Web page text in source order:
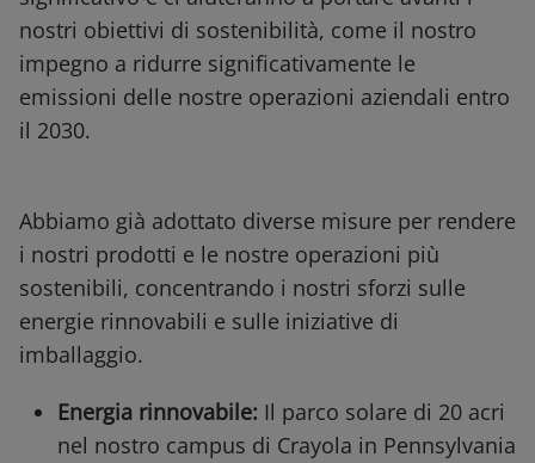
nostri obiettivi di sostenibilità, come il nostro
impegno a ridurre significativamente le
emissioni delle nostre operazioni aziendali entro
il 2030.
Abbiamo già adottato diverse misure per rendere
i nostri prodotti e le nostre operazioni più
sostenibili, concentrando i nostri sforzi sulle
energie rinnovabili e sulle iniziative di
imballaggio.
Energia rinnovabile: Il parco solare di 20 acri
nel nostro campus di Crayola in Pennsylvania